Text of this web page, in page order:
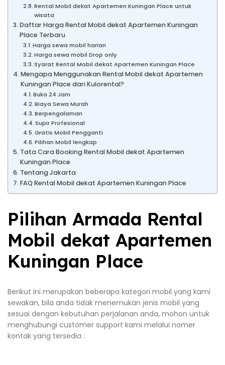
Rental Mobil dekat Apartemen Kuningan Place untuk
wisata
Daftar Harga Rental Mobil dekat Apartemen Kuningan
Place Terbaru
Harga sewa mobil harian
Harga sewa mobil Drop only
Syarat Rental Mobil dekat Apartemen Kuningan Place
Mengapa Menggunakan Rental Mobil dekat Apartemen
Kuningan Place dari Kulorental?
Buka 24 Jam
Biaya Sewa Murah
Berpengalaman
Supir Profesional
Gratis Mobil Pengganti
Pilihan Mobil lengkap
Tata Cara Booking Rental Mobil dekat Apartemen
Kuningan Place
Tentang Jakarta
FAQ Rental Mobil dekat Apartemen Kuningan Place
Pilihan Armada Rental
Mobil dekat Apartemen
Kuningan Place
Berikut ini merupakan beberapa kategori mobil yang kami
sewakan, bila anda tidak menemukan jenis mobil yang
sesuai dengan kebutuhan perjalanan anda, mohon untuk
menghubungi customer support kami melalui nomer
kontak yang tersedia :